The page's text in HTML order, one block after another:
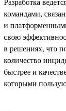
Разработка
командами,
и
свою
в решениях, что
количество
быстрее и
которыми